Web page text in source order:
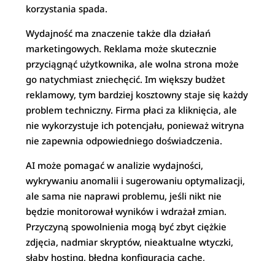
korzystania spada.
Wydajność ma znaczenie także dla działań
marketingowych. Reklama może skutecznie
przyciągnąć użytkownika, ale wolna strona może
go natychmiast zniechęcić. Im większy budżet
reklamowy, tym bardziej kosztowny staje się każdy
problem techniczny. Firma płaci za kliknięcia, ale
nie wykorzystuje ich potencjału, ponieważ witryna
nie zapewnia odpowiedniego doświadczenia.
AI może pomagać w analizie wydajności,
wykrywaniu anomalii i sugerowaniu optymalizacji,
ale sama nie naprawi problemu, jeśli nikt nie
będzie monitorował wyników i wdrażał zmian.
Przyczyną spowolnienia mogą być zbyt ciężkie
zdjęcia, nadmiar skryptów, nieaktualne wtyczki,
słaby hosting, błędna konfiguracja cache,